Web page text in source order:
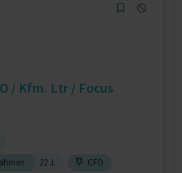
/ Kfm. Ltr / Focus
22 J.
CFO